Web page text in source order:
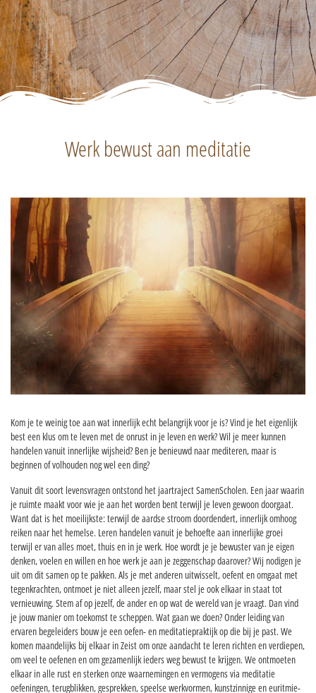
Werk bewust aan meditatie
Kom je te weinig toe aan wat innerlijk echt belangrijk voor je is? Vind je het eigenlijk
best een klus om te leven met de onrust in je leven en werk? Wil je meer kunnen
handelen vanuit innerlijke wijsheid? Ben je benieuwd naar mediteren, maar is
beginnen of volhouden nog wel een ding?
Vanuit dit soort levensvragen ontstond het jaartraject SamenScholen. Een jaar waarin
je ruimte maakt voor wie je aan het worden bent terwijl je leven gewoon doorgaat.
Want dat is het moeilijkste: terwijl de aardse stroom doordendert, innerlijk omhoog
reiken naar het hemelse. Leren handelen vanuit je behoefte aan innerlijke groei
terwijl er van alles moet, thuis en in je werk. Hoe wordt je je bewuster van je eigen
denken, voelen en willen en hoe werk je aan je zeggenschap daarover? Wij nodigen je
uit om dit samen op te pakken. Als je met anderen uitwisselt, oefent en omgaat met
tegenkrachten, ontmoet je niet alleen jezelf, maar stel je ook elkaar in staat tot
vernieuwing. Stem af op jezelf, de ander en op wat de wereld van je vraagt. Dan vind
je jouw manier om toekomst te scheppen. Wat gaan we doen?Onder leiding van
ervaren begeleiders bouw je een oefen- en meditatiepraktijk op die bij je past. We
komen maandelijks bij elkaar in Zeist om onze aandacht te leren richten en verdiepen,
om veel te oefenen en om gezamenlijk ieders weg bewust te krijgen. We ontmoeten
elkaar in alle rust en sterken onze waarnemingen en vermogens via meditatie
oefeningen, terugblikken, gesprekken, speelse werkvormen, kunstzinnige en euritmie-